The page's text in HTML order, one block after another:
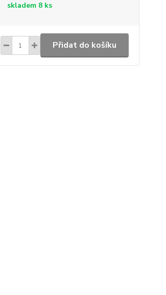
skladem 8 ks
Přidat do košíku